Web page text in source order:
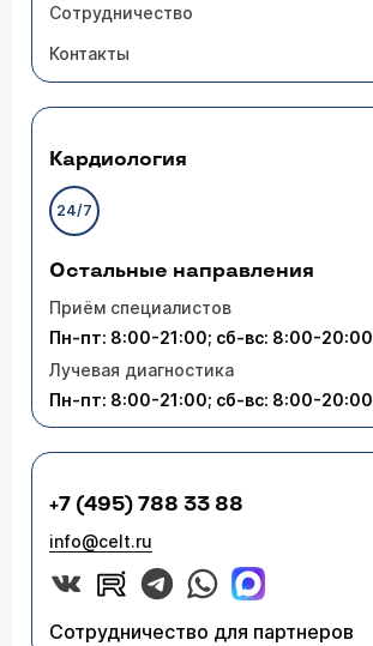
Сотрудничество
Контакты
Кардиология
24/7
Остальные направления
Приём специалистов
Пн-пт: 8:00-21:00; сб-вс: 8:00-20:00
Лучевая диагностика
Пн-пт: 8:00-21:00; сб-вс: 8:00-20:00
+7 (495) 788 33 88
info@celt.ru
Сотрудничество для партнеров